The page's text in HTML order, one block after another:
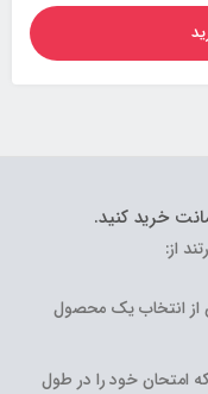
خرید کنید.
از:
انتخاب یک محصول
امتحان خود را در طول